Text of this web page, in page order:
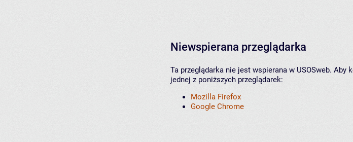
Niewspierana przeglądarka
Ta przeglądarka nie jest wspierana w USOSweb.
jednej z poniższych przeglądarek:
Mozilla Firefox
Google Chrome